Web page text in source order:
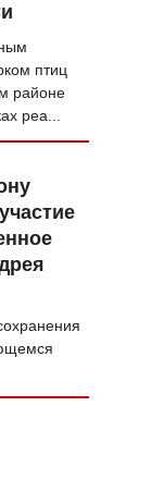
птиц
районе
реа...